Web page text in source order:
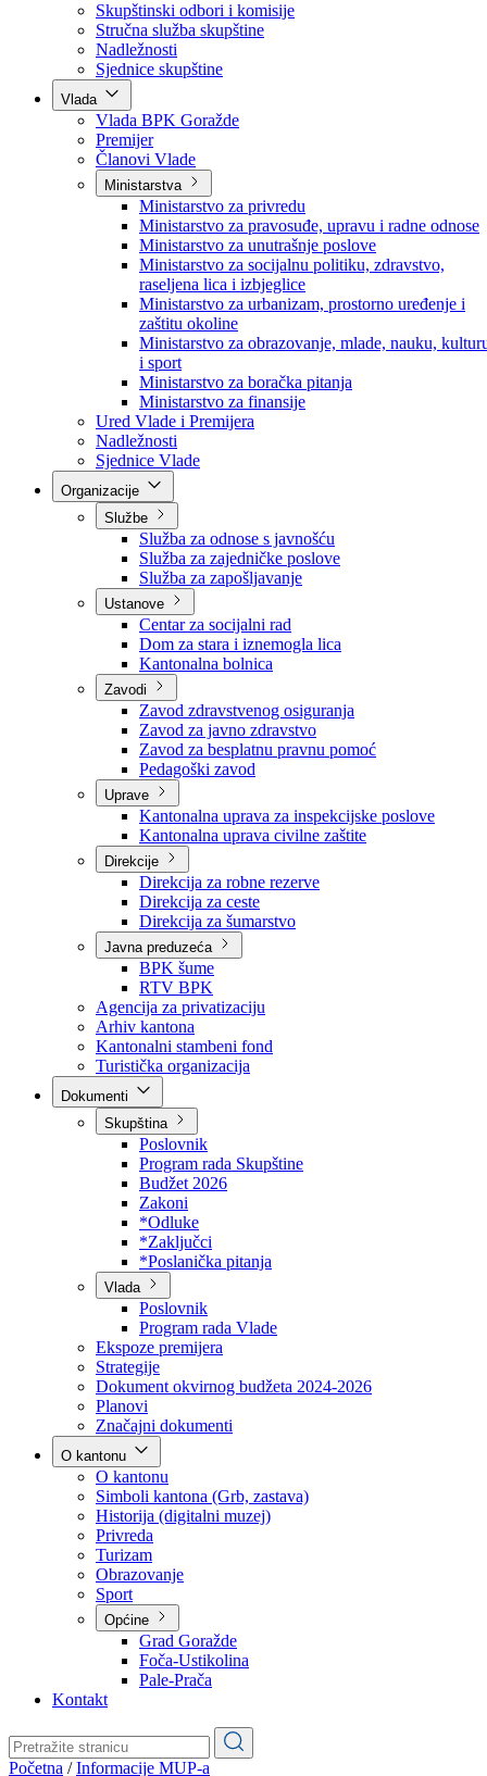
Poslanici po strankama
Poslanici po klubovima naroda
Kolegij skupštine
Skupštinski odbori i komisije
Stručna služba skupštine
Nadležnosti
Sjednice skupštine
Vlada
Vlada BPK Goražde
Premijer
Članovi Vlade
Ministarstva
Ministarstvo za privredu
Ministarstvo za pravosuđe, upravu i radne odnose
Ministarstvo za unutrašnje poslove
Ministarstvo za socijalnu politiku, zdravstvo,
raseljena lica i izbjeglice
Ministarstvo za urbanizam, prostorno uređenje i
zaštitu okoline
Ministarstvo za obrazovanje, mlade, nauku,
i sport
Ministarstvo za boračka pitanja
Ministarstvo za finansije
Ured Vlade i Premijera
Nadležnosti
Sjednice Vlade
Službe
Služba za odnose s javnošću
Služba za zajedničke poslove
Služba za zapošljavanje
Ustanove
Centar za socijalni rad
Dom za stara i iznemogla lica
Kantonalna bolnica
Zavodi
Zavod zdravstvenog osiguranja
Zavod za javno zdravstvo
Zavod za besplatnu pravnu pomoć
Pedagoški zavod
Uprave
Kantonalna uprava za inspekcijske poslove
Kantonalna uprava civilne zaštite
Direkcije
Direkcija za robne rezerve
Direkcija za ceste
Direkcija za šumarstvo
Javna preduzeća
BPK šume
RTV BPK
Agencija za privatizaciju
Arhiv kantona
Kantonalni stambeni fond
Turistička organizacija
Skupština
Poslovnik
Program rada Skupštine
Budžet 2026
Zakoni
*Odluke
*Zaključci
*Poslanička pitanja
Vlada
Poslovnik
Program rada Vlade
Ekspoze premijera
Strategije
Dokument okvirnog budžeta 2024-2026
Planovi
Značajni dokumenti
O kantonu
O kantonu
Simboli kantona (Grb, zastava)
Historija (digitalni muzej)
Privreda
Turizam
Obrazovanje
Općine
Pale-Prača
Kontakt